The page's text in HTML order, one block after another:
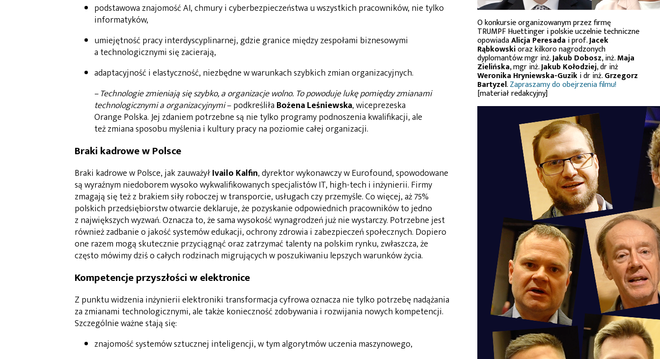
podstawowa znajomość AI, chmury i cyberbezpieczeństwa u wszystkich pracowników, nie tylko
informatyków,
umiejętność pracy interdyscyplinarnej, gdzie granice między zespołami biznesowymi
a technologicznymi się zacierają,
adaptacyjność i elastyczność, niezbędne w warunkach szybkich zmian organizacyjnych.
–Technologie zmieniają się szybko, a organizacje wolno. To powoduje lukę pomiędzy zmianami
technologicznymi a organizacyjnymi– podkreśliła Bożena Leśniewska, wiceprezeska
Orange Polska. Jej zdaniem potrzebne są nie tylko programy podnoszenia kwalifikacji, ale
też zmiana sposobu myślenia i kultury pracy na poziomie całej organizacji.
Braki kadrowe w Polsce
Braki kadrowe w Polsce, jak zauważyłIvailo Kalfin, dyrektor wykonawczy w Eurofound, spowodowane
są wyraźnym niedoborem wysoko wykwalifikowanych specjalistów IT, high-tech i inżynierii. Firmy
zmagają się też z brakiem siły roboczej w transporcie, usługach czy przemyśle. Co więcej, aż 75%
polskich przedsiębiorstw otwarcie deklaruje, że pozyskanie odpowiednich pracowników to jedno
z największych wyzwań. Oznacza to, że sama wysokość wynagrodzeń już nie wystarczy. Potrzebne jest
również zadbanie o jakość systemów edukacji, ochrony zdrowia i zabezpieczeń społecznych. Dopiero
one razem mogą skutecznie przyciągnąć oraz zatrzymać talenty na polskim rynku, zwłaszcza, że
często mówimy dziś o całych rodzinach migrujących w poszukiwaniu lepszych warunków życia.
Kompetencje przyszłości w elektronice
Z punktu widzenia inżynierii elektroniki transformacja cyfrowa oznacza nie tylko potrzebę nadążania
za zmianami technologicznymi, ale także konieczność zdobywania i rozwijania nowych kompetencji.
Szczególnie ważne stają się:
znajomość systemów sztucznej inteligencji, w tym algorytmów uczenia maszynowego,
O konkursie organizowanym przez firmę
TRUMPF Huettinger i polskie uczelnie techniczne
opowiadaAlicja Peresada i prof.Jacek
Rąbkowskioraz kilkoro nagrodzonych
dyplomantów: mgr inż.Jakub Dobosz, inż.Maja
Zielińska, mgr inż.Jakub Kołodziej, dr inż
Weronika Hryniewska-Guziki dr inż.Grzegorz
Bartyzel.Zapraszamy do obejrzenia filmu!
[materiał redakcyjny]